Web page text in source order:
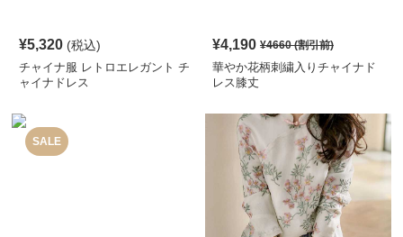
¥5,320 (税込)
チャイナ服 レトロエレガント チ
ャイナドレス
¥4,190 ¥4660(割引前)
華やか花柄刺繍入りチャイナド
レス膝丈
SALE